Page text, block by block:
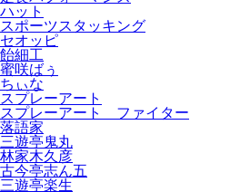
ハット
スポーツスタッキング
セオッピ
飴細工
蜜咲ばぅ
ちぃな
スプレーアート
スプレーアート ファイター
落語家
三遊亭鬼丸
林家木久彦
古今亭志ん五
三遊亭楽生